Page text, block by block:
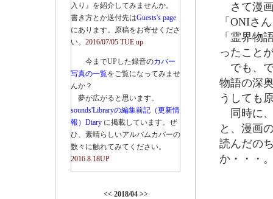
入り』を紹介してみませんか。
書き方とか送付先はGuests's page
にあります。原稿をお寄せくださ
い。 2016/07/05 TUE up
今までUPした録音のカバー
写真の一覧をご覧になってみませ
んか？
夢が広がると思います。
sounds'Libraryの編集前記（更新情
報）Diary に掲載しています。ぜ
ひ、素晴らしいアルバムカバーの
数々に触れてみてください。
2016.8.18UP
<< 2018/04 >>
さて漫
「ONIさ
「霊界物
ったこと
でも、
物語の深
うしても
同時に
と、漫画
読んだの
か・・・